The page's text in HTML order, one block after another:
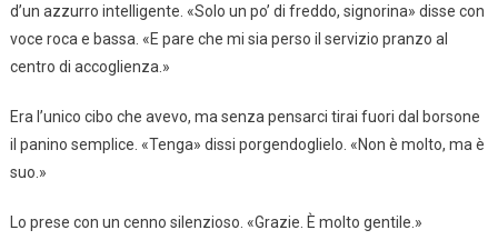
d’un azzurro intelligente. «Solo un po’ di freddo, signorina» disse con
voce roca e bassa. «E pare che mi sia perso il servizio pranzo al
centro di accoglienza.»
Era l’unico cibo che avevo, ma senza pensarci tirai fuori dal borsone
il panino semplice. «Tenga» dissi porgendoglielo. «Non è molto, ma è
suo.»
Lo prese con un cenno silenzioso. «Grazie. È molto gentile.»